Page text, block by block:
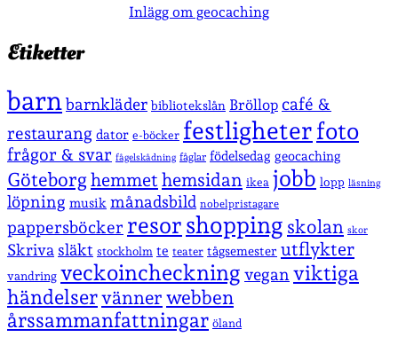
Inlägg om geocaching
Etiketter
barnbarnkläder bibliotekslån Bröllop café &
restaurang dator e-böcker festligheterfoto
frågor & svar fågelskådning fåglar födelsedag geocaching
Göteborghemmet hemsidan ikea jobb lopp läsning
löpning musik månadsbild nobelpristagare
pappersböcker resor shopping skolan skor
Skriva släkt stockholm te teater tågsemester utflykter
vandring veckoincheckning vegan viktiga
händelservänner webben
årssammanfattningar öland